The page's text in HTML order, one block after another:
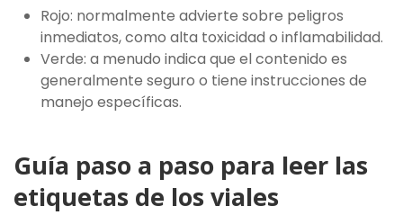
Rojo: normalmente advierte sobre peligros
inmediatos, como alta toxicidad o inflamabilidad.
Verde: a menudo indica que el contenido es
generalmente seguro o tiene instrucciones de
manejo específicas.
Guía paso a paso para leer las
etiquetas de los viales